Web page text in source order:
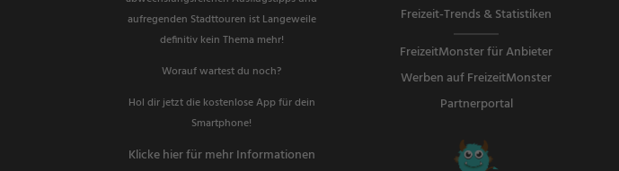
aufregenden Stadttouren ist Langeweile
definitiv kein Thema mehr!
Worauf wartest du noch?
Hol dir jetzt die kostenlose App für dein
Smartphone!
Klicke hier für mehr Informationen
Freizeit-Trends & Statistiken
FreizeitMonster für Anbieter
Werben auf FreizeitMonster
Partnerportal